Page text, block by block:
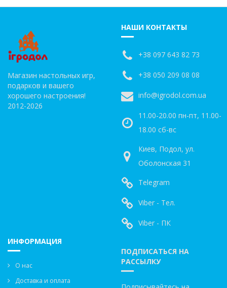
Магазин настольных игр,
подарков и вашего
хорошего настроения!
2012-2026
НАШИ КОНТАКТЫ
+38 097 643 82 73
+38 050 209 08 08
info@igrodol.com.ua
11.00-20.00 пн-пт, 11.00-
18.00 сб-вс
Киев, Подол, ул.
Оболонская 31
Telegram
Viber - Тел.
Viber - ПК
ИНФОРМАЦИЯ
О нас
Доставка и оплата
ПОДПИСАТЬСЯ НА
РАССЫЛКУ